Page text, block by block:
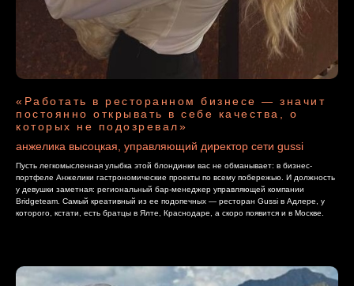
«Работать в ресторанном бизнесе — значит
постоянно открывать в себе качества, о
которых не подозревал»
анжелика высоцкая, управляющий директор сети gussi
Пусть легкомысленная улыбка этой блондинки вас не обманывает: в бизнес-
портфеле Анжелики гастрономические проекты по всему побережью. И должность
у девушки заметная: региональный бар-менеджер управляющей компании
Bridgeteam. Самый креативный из ее подопечных — ресторан Gussi в Адлере, у
которого, кстати, есть братцы в Ялте, Краснодаре, а скоро появится и в Москве.